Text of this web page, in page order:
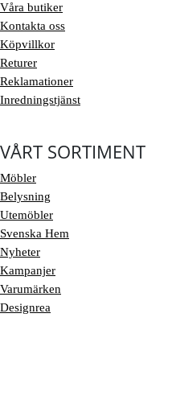
Våra butiker
Kontakta oss
Köpvillkor
Returer
Reklamationer
Inredningstjänst
VÅRT SORTIMENT
Möbler
Belysning
Utemöbler
Svenska Hem
Nyheter
Kampanjer
Varumärken
Designrea